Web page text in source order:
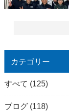
カテゴリー
すべて (125)
ブログ(118)